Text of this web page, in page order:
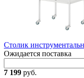
Столик
Ожидается поставка
7 199 руб.